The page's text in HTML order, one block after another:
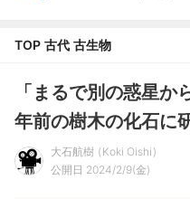
TOP 古代 古生物
「まるで別の惑星
年前の樹木の化石に
大石航樹
Koki Oishi
公開日 2024/2/9(金)